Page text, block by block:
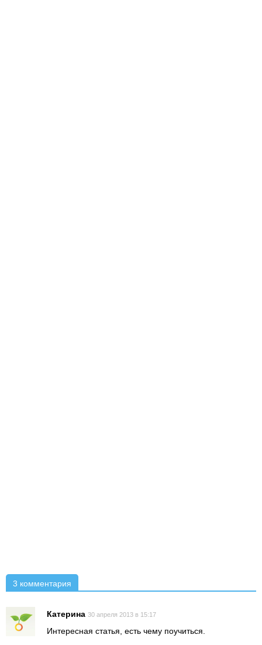
3 комментария
Катерина 30 апреля 2013 в 15:17
Интересная статья, есть чему поучиться.